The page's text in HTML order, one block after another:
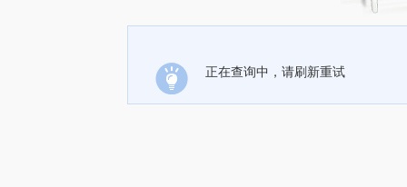
正在查询中，请刷新重试